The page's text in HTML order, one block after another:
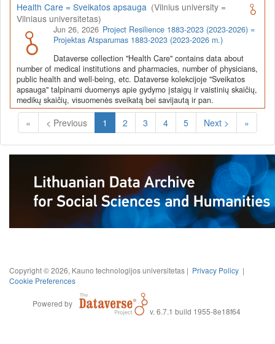
Health Care = Sveikatos apsauga (Vilnius university =
Vilniaus universitetas)
Jun 26, 2026 Project Resilience 1883-2023 (2023-2026) =
Projektas Atsparumas 1883-2023 (2023-2026 m.)
Dataverse collection "Health Care" contains data about
number of medical institutions and pharmacies, number of physicians,
public health and well-being, etc. Dataverse kolekcijoje "Sveikatos
apsauga" talpinami duomenys apie gydymo įstaigų ir vaistinių skaičių,
medikų skaičių, visuomenės sveikatą bei savijautą ir pan.
« < Previous 1 (Current)
2 3 4 5 Next > »
Copyright © 2026, Kauno technologijos universitetas | Privacy Policy |
Cookie Preferences
Powered by
v. 6.7.1 build 1955-8e18f64